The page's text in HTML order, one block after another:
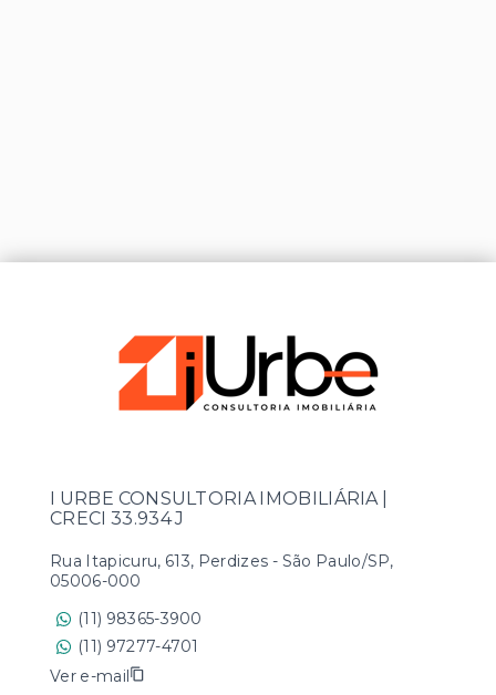
I URBE CONSULTORIA IMOBILIÁRIA |
CRECI 33.934 J
Rua Itapicuru, 613, Perdizes - São Paulo/SP,
05006-000
(11) 98365-3900
(11) 97277-4701
Ver e-mail